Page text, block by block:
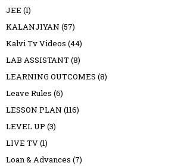
JEE (1)
KALANJIYAN (57)
Kalvi Tv Videos (44)
LAB ASSISTANT(8)
LEARNING OUTCOMES (8)
Leave Rules (6)
LESSON PLAN (116)
LEVEL UP (3)
LIVE TV(1)
Loan & Advances (7)